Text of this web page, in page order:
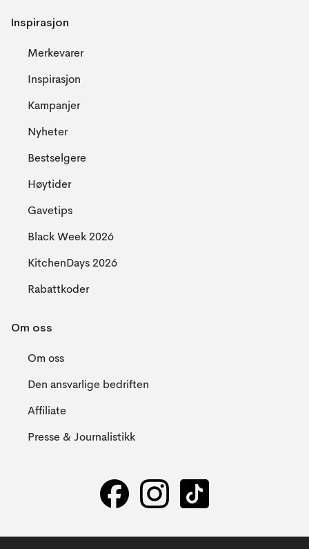
Inspirasjon
Merkevarer
Inspirasjon
Kampanjer
Nyheter
Bestselgere
Høytider
Gavetips
Black Week 2026
KitchenDays 2026
Rabattkoder
Om oss
Om oss
Den ansvarlige bedriften
Affiliate
Presse & Journalistikk